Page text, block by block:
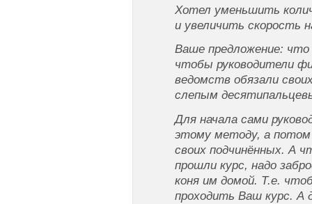
Хотел уменьшить
и увеличить скорость
Ваше предложение:
чтобы руководители
ведомств обязали
слепым
Для начала сами
этому методу, а
своих подчинённых. А
прошли курс, надо
коня им домой. Т.е.
проходить Ваш курс. А